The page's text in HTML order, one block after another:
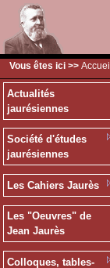
Vous êtes ici >> Accueil
Actualités
jaurésiennes
Société d'études
jaurésiennes
Les Cahiers Jaurès
Les "Oeuvres" de
Jean Jaurès
Colloques, tables-